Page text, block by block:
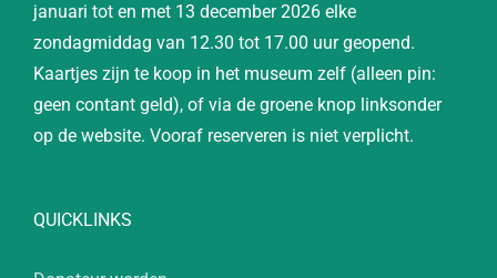
januari tot en met 13 december 2026 elke
zondagmiddag van 12.30 tot 17.00 uur geopend.
Kaartjes zijn te koop in het museum zelf (alleen pin:
geen contant geld), of via de groene knop linksonder
op de website. Vooraf reserveren is niet verplicht.
QUICKLINKS